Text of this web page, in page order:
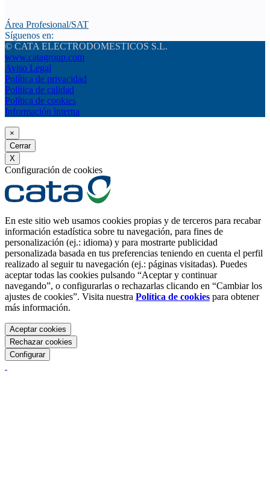
Área Profesional/SAT
Síguenos en:
© CATA ELECTRODOMESTICOS S.L.
www.catagroup.com
Aviso Legal
Política de privacidad
Política de calidad
Política de cookies
Información interna
×
Cerrar
X
Configuración de cookies
En este sitio web usamos cookies propias y de terceros para recabar
información estadística sobre tu navegación, para fines de
personalización (ej.: idioma) y para mostrarte publicidad
personalizada basada en tus preferencias teniendo en cuenta el perfil
realizado al seguir tu navegación (ej.: páginas visitadas). Puedes
aceptar todas las cookies pulsando “Aceptar y continuar
navegando”, o configurarlas o rechazarlas clicando en “Cambiar los
ajustes de cookies”. Visita nuestra Política de cookies para obtener
más información.
Aceptar cookies
Rechazar cookies
Configurar